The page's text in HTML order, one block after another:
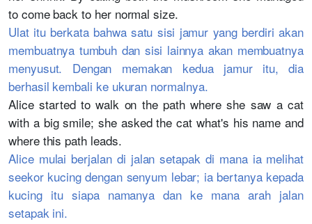
to come back to her normal size.
Ulat itu berkata bahwa satu sisi jamur yang berdiri akan
membuatnya tumbuh dan sisi lainnya akan membuatnya
menyusut. Dengan memakan kedua jamur itu, dia
berhasil kembali ke ukuran normalnya.
Alice started to walk on the path where she saw a cat
with a big smile; she asked the cat what's his name and
where this path leads.
Alice mulai berjalan di jalan setapak di mana ia melihat
seekor kucing dengan senyum lebar; ia bertanya kepada
kucing itu siapa namanya dan ke mana arah jalan
setapak ini.